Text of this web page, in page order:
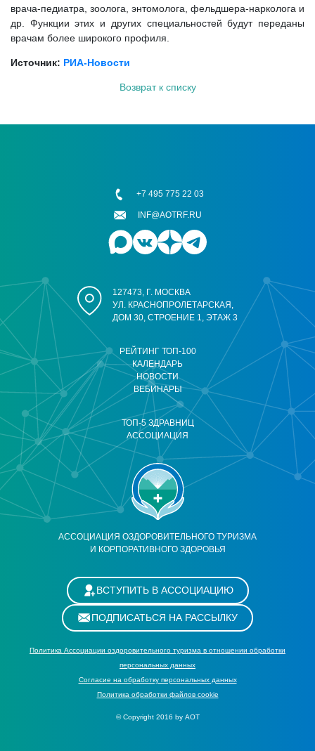
врача-педиатра, зоолога, энтомолога, фельдшера-нарколога и
др. Функции этих и других специальностей будут переданы
врачам более широкого профиля.
Источник: РИА-Новости
Возврат к списку
АССОЦИАЦИЯ ОЗДОРОВИТЕЛЬНОГО ТУРИЗМА
И КОРПОРАТИВНОГО ЗДОРОВЬЯ
РЕЙТИНГ ТОП-100
КАЛЕНДАРЬ
НОВОСТИ
ВЕБИНАРЫ
ТОП-5 ЗДРАВНИЦ
АССОЦИАЦИЯ
127473, Г. МОСКВА
УЛ. КРАСНОПРОЛЕТАРСКАЯ,
ДОМ 30, СТРОЕНИЕ 1, ЭТАЖ 3
+7 495 775 22 03
INF@AOTRF.RU
ВСТУПИТЬ В АССОЦИАЦИЮ
ПОДПИСАТЬСЯ НА РАССЫЛКУ
Политика Ассоциации оздоровительного туризма в отношении обработки
персональных данных
Cогласие на обработку персональных данных
Политика обработки файлов cookie
© Copyright 2016 by АОТ